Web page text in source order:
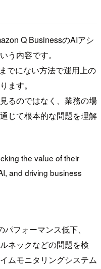
Q BusinessのAIアシ
う内容です。
でにない方法で運用上の
ます。
るのではなく、業務の場
じて根本的な問題を理解
the value of their
and driving business
フォーマンス低下、
ネックなどの問題を検
ムモニタリングシステム